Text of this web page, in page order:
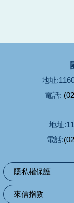
地址
電話:
地址
電話:
隱私權保護
來信指教